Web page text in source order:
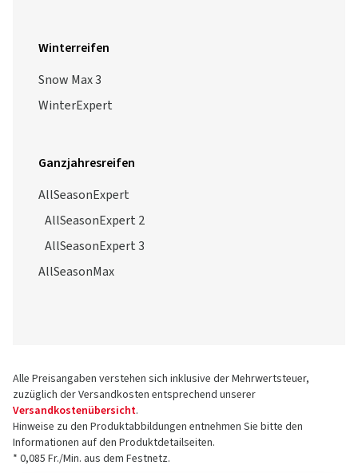
Winterreifen
Snow Max 3
WinterExpert
Ganzjahresreifen
AllSeasonExpert
AllSeasonExpert 2
AllSeasonExpert 3
AllSeasonMax
Alle Preisangaben verstehen sich inklusive der Mehrwertsteuer,
zuzüglich der Versandkosten entsprechend unserer
Versandkostenübersicht.
Hinweise zu den Produktabbildungen entnehmen Sie bitte den
Informationen auf den Produktdetailseiten.
* 0,085 Fr./Min. aus dem Festnetz.